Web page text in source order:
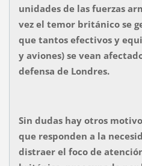
unidades de las fuerzas
vez el temor británico se
que tantos efectivos y
y aviones) se vean
defensa de Londres.
Sin dudas hay otros
que responden a la
distraer el foco de